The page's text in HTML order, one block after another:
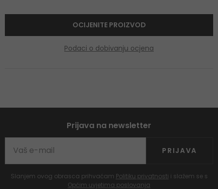
OCIJENITE PROIZVOD
Podaci o dobivanju ocjena
Prijava na newsletter
PRIJAVA
Slanjem ovog obrasca prihvaćam Politiku privatnosti i slažem se s
Općim uvjetima poslovanja